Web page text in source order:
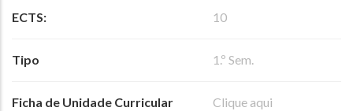
ECTS: 10
Tipo 1.º Sem.
Ficha de Unidade Curricular Clique aqui